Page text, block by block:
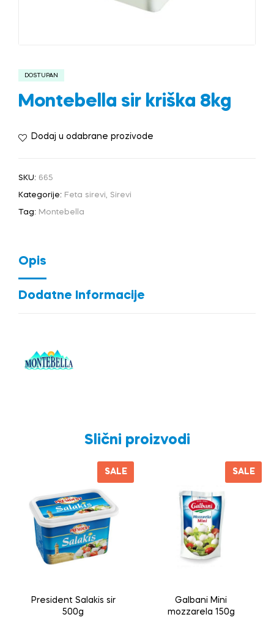
DOSTUPAN
Montebella sir kriška 8kg
Dodaj u odabrane prozivode
SKU: 665
Kategorije: Feta sirevi, Sirevi
Tag: Montebella
Opis
Dodatne Informacije
Slični proizvodi
SALE
President Salakis sir
500g
SALE
Galbani Mini
mozzarela 150g